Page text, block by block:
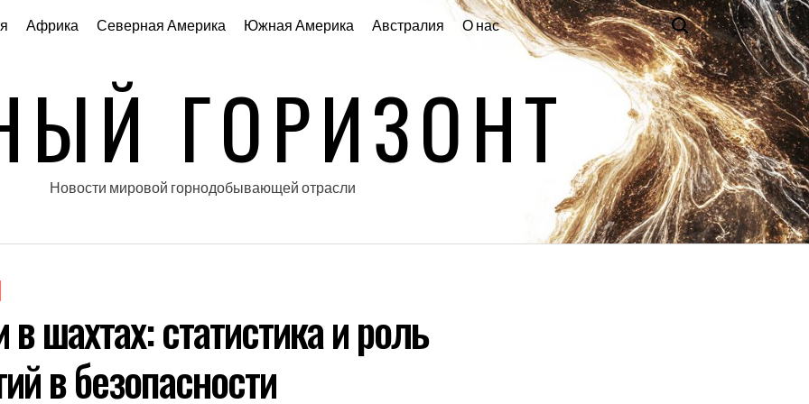
Африка Северная Америка Южная Америка Австралия О нас
ГОРИЗОНТ
Новости мировой горнодобывающей отрасли
в шахтах: статистика и роль
в безопасности